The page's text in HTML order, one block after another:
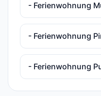
- Ferienwohnung
- Ferienwohnung
- Ferienwohnung